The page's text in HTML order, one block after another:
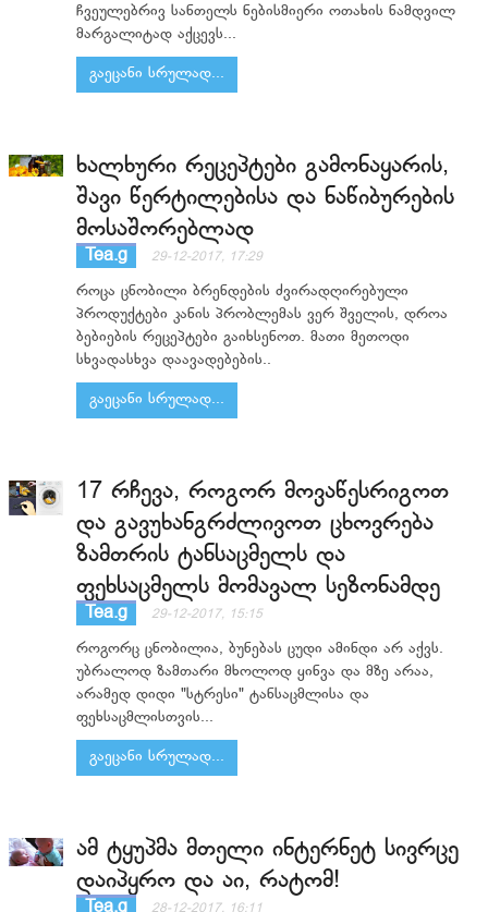
ჩვეულებრივ სანთელს ნებისმიერი ოთახის ნამდვილ
მარგალიტად აქცევს...
გაეცანი სრულად...
ხალხური რეცეპტები გამონაყარის,
შავი წერტილებისა და ნაწიბურების
მოსაშორებლად
Tea.g 29-12-2017, 17:29
როცა ცნობილი ბრენდების ძვირადღირებული
პროდუქტები კანის პრობლემას ვერ შველის, დროა
ბებიების რეცეპტები გაიხსენოთ. მათი მეთოდი
სხვადასხვა დაავადებების..
გაეცანი სრულად...
17 რჩევა, როგორ მოვაწესრიგოთ
და გავუხანგრძლივოთ ცხოვრება
ზამთრის ტანსაცმელს და
ფეხსაცმელს მომავალ სეზონამდე
Tea.g 29-12-2017, 15:15
როგორც ცნობილია, ბუნებას ცუდი ამინდი არ აქვს.
უბრალოდ ზამთარი მხოლოდ ყინვა და მზე არაა,
არამედ დიდი "სტრესი" ტანსაცმლისა და
ფეხსაცმლისთვის...
გაეცანი სრულად...
ამ ტყუპმა მთელი ინტერნეტ სივრცე
დაიპყრო და აი, რატომ!
Tea.g